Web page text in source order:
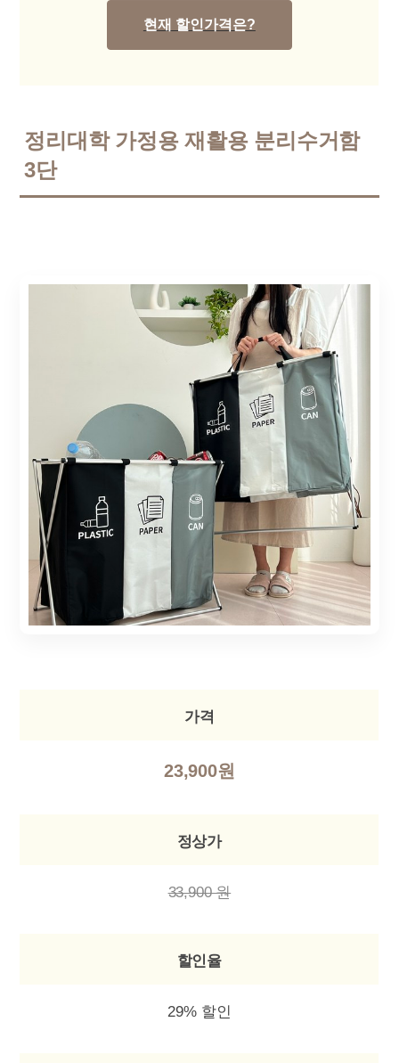
현재 할인가격은?
정리대학 가정용 재활용 분리수거함
3단
가격
23,900원
정상가
33,900 원
할인율
29% 할인